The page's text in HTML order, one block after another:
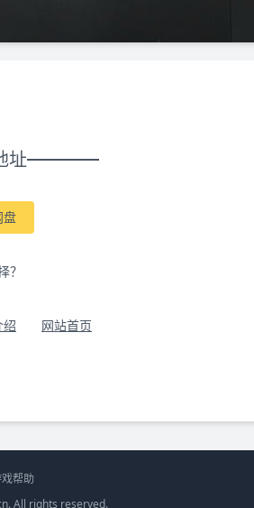
址
盘
？
绍 网站首页
帮助
. All rights reserved.